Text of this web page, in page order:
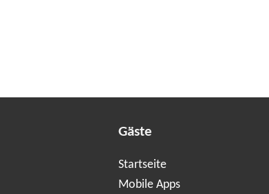
Gäste
Startseite
Mobile Apps